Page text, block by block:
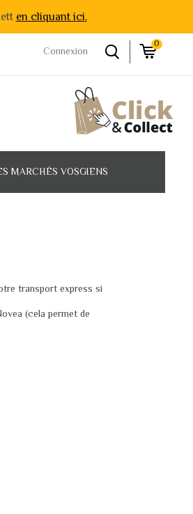
en cliquant ici.
0
Connexion
MARCHÉS VOSGIENS
transport express si
(cela permet de